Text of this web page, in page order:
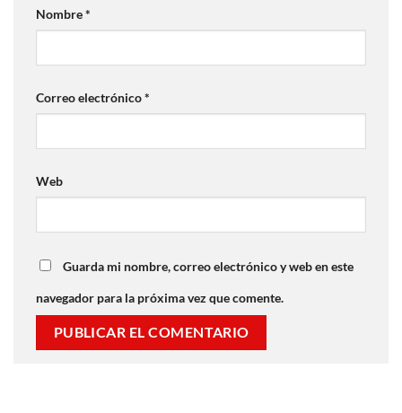
Nombre*
Correo electrónico*
Web
Guarda mi nombre, correo electrónico y web en este
navegador para la próxima vez que comente.